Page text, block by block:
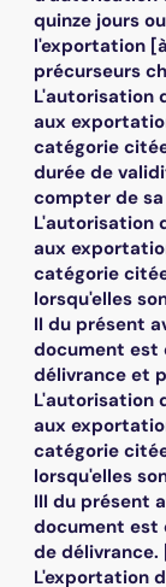
quinze jours
l'exportation
précurseurs
L'autorisation
aux
catégorie
durée de
compter de
L'autorisation
aux
catégorie
lorsqu'elles
II du présent
document est
délivrance et
L'autorisation
aux
catégorie
lorsqu'elles
III du présent
document est
de délivrance.
L'exportation